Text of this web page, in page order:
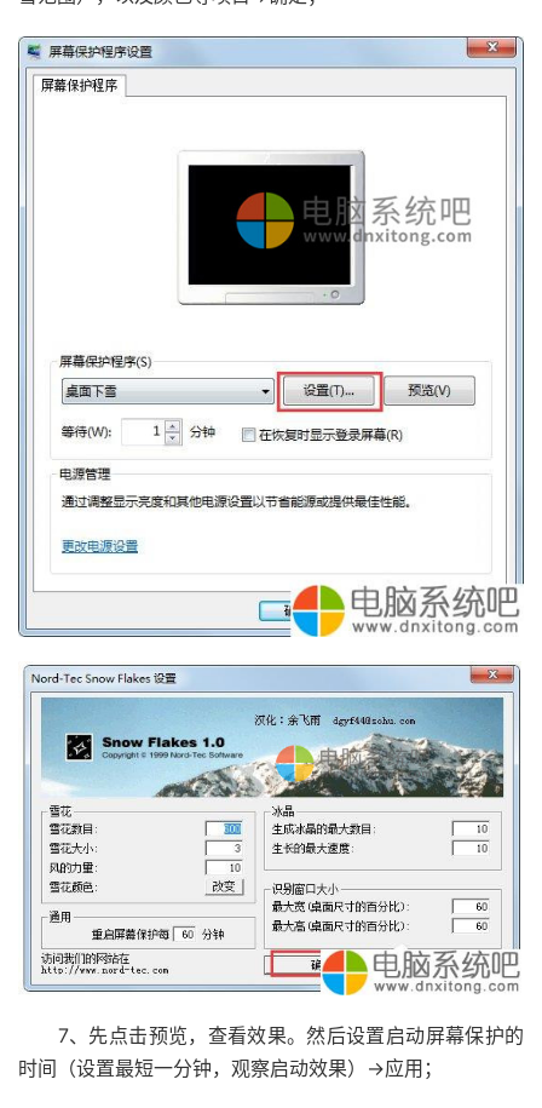
7、先点击预览，查看效果。然后设置启动屏幕保护的
时间（设置最短一分钟，观察启动效果）→应用；